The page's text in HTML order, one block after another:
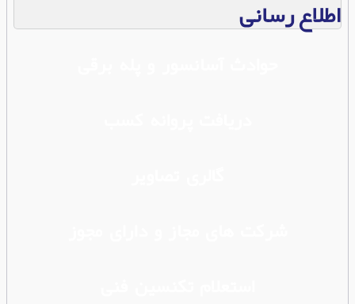
اطلاع رسانی